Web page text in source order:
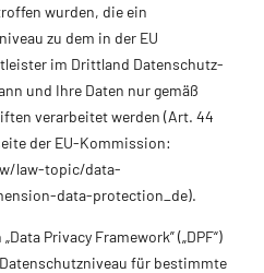
wurden, die ein
zu dem in der EU
im Drittland Datenschutz-
und Ihre Daten nur gemäß
verarbeitet werden (Art. 44
der EU-Kommission:
law-topic/data-
data-protection_de).
Privacy Framework” („DPF“)
für bestimmte